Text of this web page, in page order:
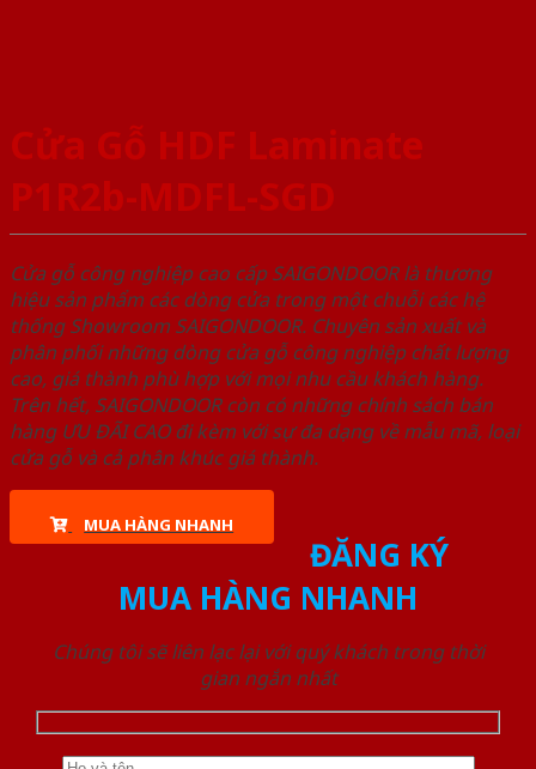
Cửa Gỗ HDF Laminate
P1R2b-MDFL-SGD
Cửa gỗ công nghiệp cao cấp SAIGONDOOR là thương
hiệu sản phẩm các dòng cửa trong một chuỗi các hệ
thống Showroom SAIGONDOOR. Chuyên sản xuất và
phân phối những dòng cửa gỗ công nghiệp chất lượng
cao, giá thành phù hợp với mọi nhu cầu khách hàng.
Trên hết, SAIGONDOOR còn có những chính sách bán
hàng ƯU ĐÃI CAO đi kèm với sự đa dạng về mẫu mã, loại
cửa gỗ và cả phân khúc giá thành.
MUA HÀNG NHANH
ĐĂNG KÝ
MUA HÀNG NHANH
Chúng tôi sẽ liên lạc lại với quý khách trong thời
gian ngắn nhất